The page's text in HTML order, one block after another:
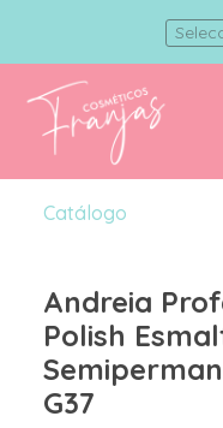
Catálogo
Andreia
Polish
G37